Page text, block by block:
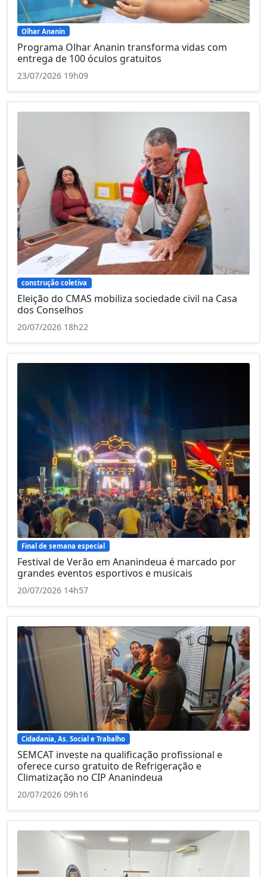
Olhar Ananin
Programa Olhar Ananin transforma vidas com
entrega de 100 óculos gratuitos
23/07/2026 19h09
construção coletiva
Eleição do CMAS mobiliza sociedade civil na Casa
dos Conselhos
20/07/2026 18h22
Final de semana especial
Festival de Verão em Ananindeua é marcado por
grandes eventos esportivos e musicais
20/07/2026 14h57
Cidadania, As. Social e Trabalho
SEMCAT investe na qualificação profissional e
oferece curso gratuito de Refrigeração e
Climatização no CIP Ananindeua
20/07/2026 09h16